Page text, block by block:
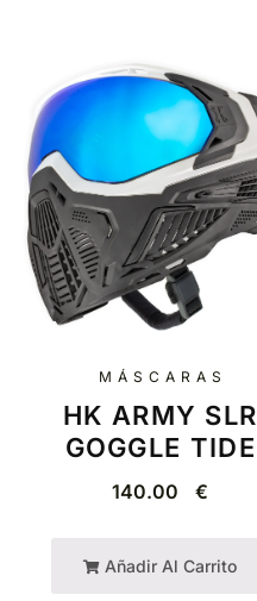
MÁSCARAS
HK ARMY SLR
GOGGLE TIDE
140.00€
Añadir Al Carrito